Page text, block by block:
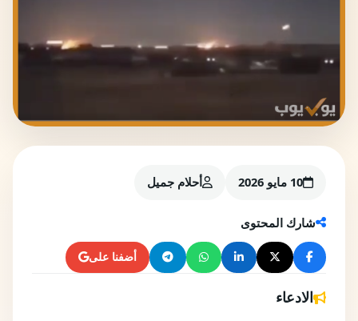
10 مايو 2026 أحلام جميل
شارك المحتوى
أضفنا على
الادعاء